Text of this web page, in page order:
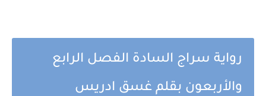
رواية سراج السادة الفصل الرابع
والأربعون بقلم غسق ادريس